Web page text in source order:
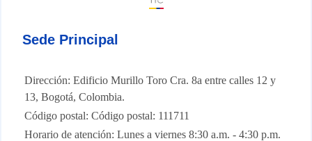
Sede Principal
Dirección: Edificio Murillo Toro Cra. 8a entre calles 12 y
13, Bogotá, Colombia.
Código postal: Código postal: 111711
Horario de atención: Lunes a viernes 8:30 a.m. - 4:30 p.m.